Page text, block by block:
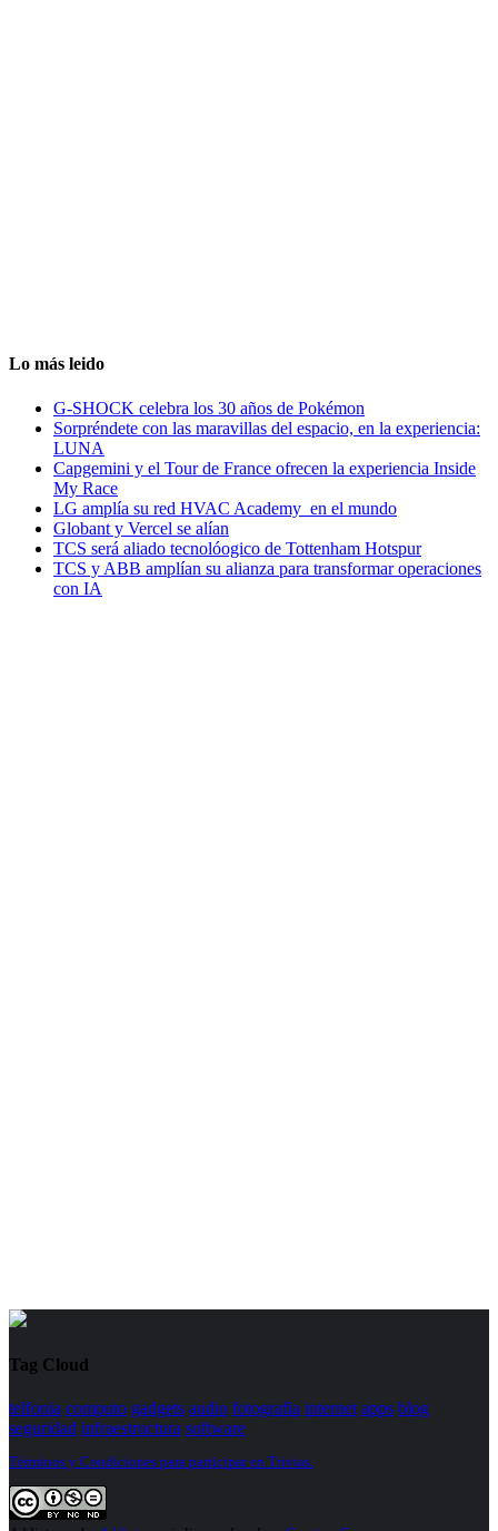
Lo más leido
G-SHOCK celebra los 30 años de Pokémon
Sorpréndete con las maravillas del espacio, en la experiencia:
LUNA
Capgemini y el Tour de France ofrecen la experiencia Inside
My Race
LG amplía su red HVAC Academy en el mundo
Globant y Vercel se alían
TCS será aliado tecnolóogico de Tottenham Hotspur
TCS y ABB amplían su alianza para transformar operaciones
con IA
Tag Cloud
telfonia computo gadgets audio fotografia internet apps blog
seguridad infraestructura software
Términos y Condiciones para participar en Trivias.